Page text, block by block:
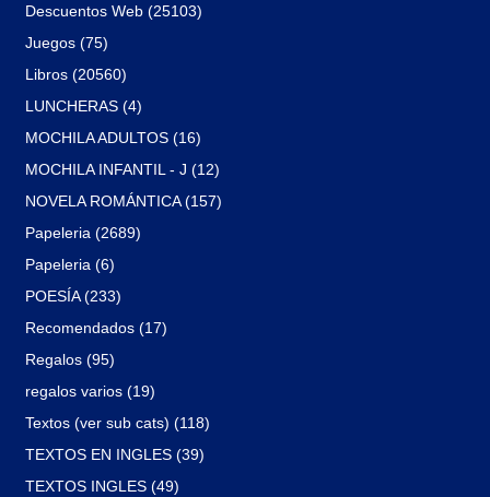
Descuentos Web (25103)
Juegos (75)
Libros (20560)
LUNCHERAS (4)
MOCHILA ADULTOS (16)
MOCHILA INFANTIL - J (12)
NOVELA ROMÁNTICA (157)
Papeleria (2689)
Papeleria (6)
POESÍA (233)
Recomendados (17)
Regalos (95)
regalos varios (19)
Textos (ver sub cats) (118)
TEXTOS EN INGLES (39)
TEXTOS INGLES (49)